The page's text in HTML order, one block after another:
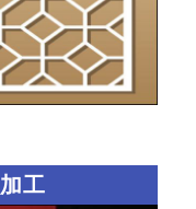
工